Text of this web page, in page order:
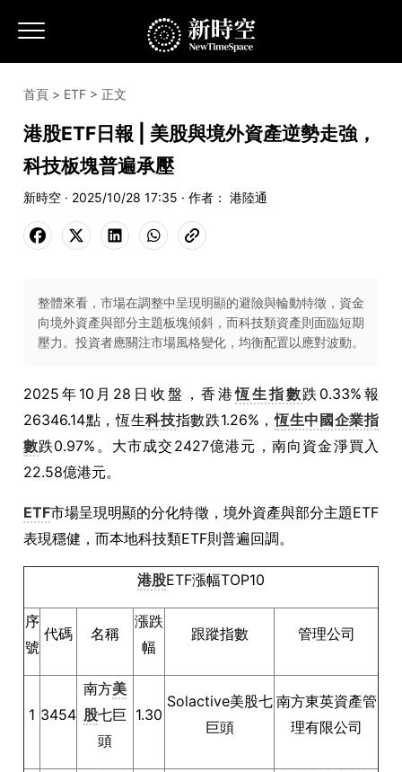
首頁 > ETF > 正文
港股ETF日報 | 美股與境外資產逆勢走強，
科技板塊普遍承壓
新時空 · 2025/10/28 17:35 · 作者： 港陸通
整體來看，市場在調整中呈現明顯的避險與輪動特徵，資金
向境外資產與部分主題板塊傾斜，而科技類資產則面臨短期
壓力。投資者應關注市場風格變化，均衡配置以應對波動。
2025年10月28日收盤，香港恆生指數跌0.33%報
26346.14點，恆生科技指數跌1.26%，恆生中國企業指
數跌0.97%。大市成交2427億港元，南向資金淨買入
22.58億港元。
ETF市場呈現明顯的分化特徵，境外資產與部分主題ETF
表現穩健，而本地科技類ETF則普遍回調。
港股ETF漲幅TOP10
序
號
代碼 名稱
漲跌
幅
跟蹤指數 管理公司
1 3454
南方美
股七巨
頭
1.30
Solactive美股七
巨頭
南方東英資產管
理有限公司